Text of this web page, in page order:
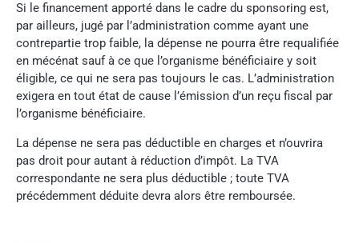
Si le financement apporté dans le cadre du sponsoring est,
par ailleurs, jugé par l’administration comme ayant une
contrepartie trop faible, la dépense ne pourra être requalifiée
en mécénat sauf à ce que l’organisme bénéficiaire y soit
éligible, ce qui ne sera pas toujours le cas. L’administration
exigera en tout état de cause l’émission d’un reçu fiscal par
l’organisme bénéficiaire.
La dépense ne sera pas déductible en charges et n’ouvrira
pas droit pour autant à réduction d’impôt. La TVA
correspondante ne sera plus déductible ; toute TVA
précédemment déduite devra alors être remboursée.